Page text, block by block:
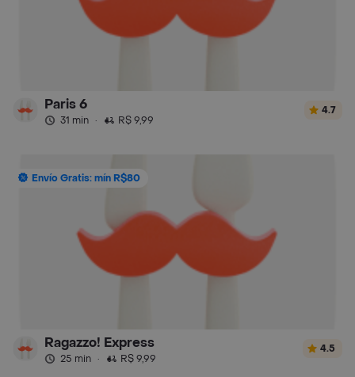
Paris 6
31 min · R$ 9,99
4.7
Envío Gratis: mín R$80
Ragazzo! Express
25 min · R$ 9,99
4.5